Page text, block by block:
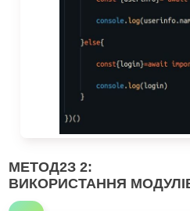
МЕТОД2З 2:
ВИКОРИСТАННЯ МОДУЛІВ